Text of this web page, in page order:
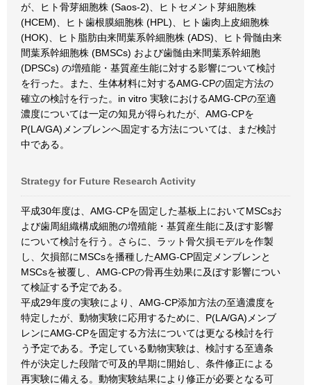
が、ヒト骨芽細胞株 (Saos-2)、ヒトセメント芽細胞株
(HCEM)、ヒト歯根膜細胞株 (HPL)、ヒト歯肉上皮細胞株
(HOK)、ヒト脂肪由来間葉系幹細胞株 (ADS)、ヒト骨髄由来
間葉系幹細胞株 (BMSCs) および歯髄由来間葉系幹細胞
(DPSCs) の増殖能・基質産生能に対する影響について検討
を行った。また、生体材料に対するAMG-CPの固定方法の
確立の検討を行った。in vitro 実験におけるAMG-CPの至適
濃度については一定の知見が得られたが、AMG-CPを
P(LA/GA)メンブレンへ固定する方法については、まだ検討
中である。
Strategy for Future Research Activity
平成30年度は、AMG-CPを固定した基板上においてMSCsお
よび歯周組織構成細胞の増殖能・基質産生能に及ぼす影響
について検討を行う。さらに、ラット骨欠損モデルを作製
し、欠損部にMSCsを播種したAMG-CP固定メンブレンと
MSCsを被覆し、AMG-CPの骨再生効果に及ぼす影響につい
て検証する予定である。
平成29年度の実験により、AMG-CP添加方法の至適濃度を
特定したが、動物実験に応用するために、P(LA/GA)メンブ
レンにAMG-CPを固定する方法については更なる検討を行
う予定である。予定している動物実験は、検討する至適条
件が決定した段階で可及的早期に開始し、条件修正による
再実験に備える。動物実験結果により修正が必要となる可